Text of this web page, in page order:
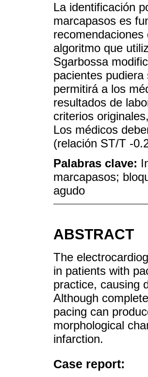
La identificación
marcapasos es
algoritmo que
Sgarbossa
pacientes
permitirá a los
resultados de
criterios
Los médicos
(relación ST/T -
Palabras clave:
marcapasos;
agudo
ABSTRACT
The
in patients with
practice, causing
Although
pacing can
morphological
infarction.
Case report: